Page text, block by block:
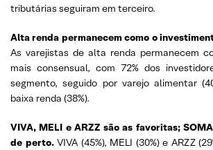
tributárias seguiram em terceiro.
Alta renda permanecem como o
As varejistas de alta renda permanecem
mais consensual, com 72% dos
segmento, seguido por varejo alimentar
baixa renda (38%).
VIVA, MELI e ARZZ são as favoritas;
de perto.VIVA (45%), MELI (30%) e ARZZ